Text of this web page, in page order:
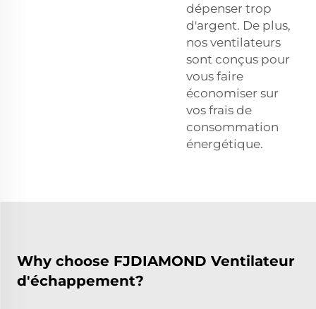
dépenser trop
d'argent. De plus,
nos ventilateurs
sont conçus pour
vous faire
économiser sur
vos frais de
consommation
énergétique.
Why choose FJDIAMOND Ventilateur
d'échappement?